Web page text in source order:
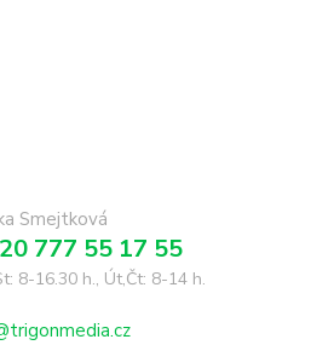
Smejtková
777 55 17 55
8-16.30 h., Út,Čt: 8-14 h.